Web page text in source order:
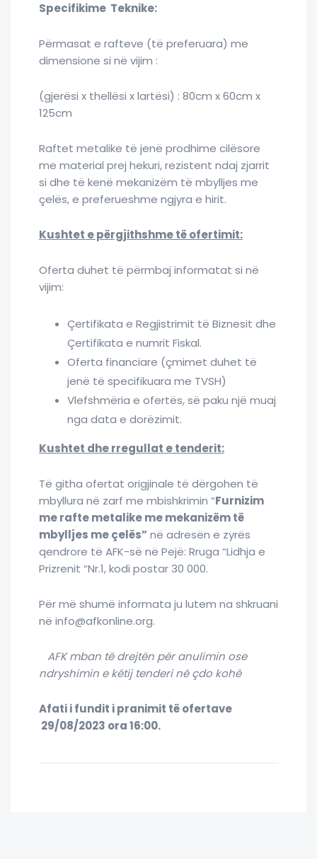
Specifikime Teknike:
Përmasat e rafteve (të preferuara) me
dimensione si në vijim :
(gjerësi x thellësi x lartësi) : 80cm x 60cm x
125cm
Raftet metalike të jenë prodhime cilësore
me material prej hekuri, rezistent ndaj zjarrit
si dhe të kenë mekanizëm të mbylljes me
çelës, e preferueshme ngjyra e hirit.
Kushtet e përgjithshme të ofertimit:
Oferta duhet të përmbaj informatat si në
vijim:
Çertifikata e Regjistrimit të Biznesit dhe
Çertifikata e numrit Fiskal.
Oferta financiare (çmimet duhet të
jenë të specifikuara me TVSH)
Vlefshmëria e ofertës, së paku një muaj
nga data e dorëzimit.
Kushtet dhe rregullat e tenderit:
Të githa ofertat origjinale të dërgohen të
mbyllura në zarf me mbishkrimin “Furnizim
me rafte metalike me mekanizëm të
mbylljes me çelës”në adresën e zyrës
qendrore të AFK-së në Pejë: Rruga “Lidhja e
Prizrenit “Nr.1, kodi postar 30 000.
Për më shumë informata ju lutem na shkruani
në info@afkonline.org.
AFK mban të drejtën për anulimin ose
ndryshimin e këtij tenderi në çdo kohë
Afati i fundit i pranimit të ofertave
29/08/2023 ora 16:00.